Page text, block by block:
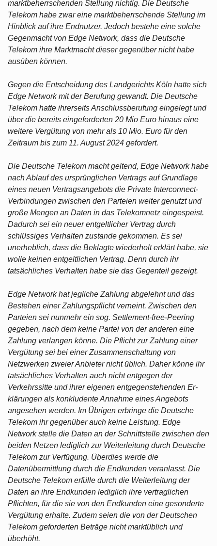
marktbeherrschenden Stellung nichtig. Die Deutsche
Telekom habe zwar eine marktbeherrschende Stellung im
Hinblick auf ihre Endnutzer. Jedoch bestehe eine solche
Gegenmacht von Edge Network, dass die Deutsche
Telekom ihre Marktmacht dieser gegenüber nicht habe
ausüben können.
Gegen die Entscheidung des Landgerichts Köln hatte sich
Edge Network mit der Berufung gewandt. Die Deutsche
Telekom hatte ihrerseits Anschlussberufung eingelegt und
über die bereits eingeforderten 20 Mio Euro hinaus eine
weitere Vergütung von mehr als 10 Mio. Euro für den
Zeitraum bis zum 11. August 2024 gefordert.
Die Deutsche Telekom macht geltend, Edge Network habe
nach Ablauf des ursprünglichen Vertrags auf Grundlage
eines neuen Vertragsangebots die Private Interconnect-
Verbindungen zwischen den Parteien weiter genutzt und
große Mengen an Daten in das Telekomnetz eingespeist.
Dadurch sei ein neuer entgeltlicher Vertrag durch
schlüssiges Verhalten zustande gekommen. Es sei
unerheblich, dass die Beklagte wiederholt erklärt habe, sie
wolle keinen entgeltlichen Vertrag. Denn durch ihr
tatsächliches Verhalten habe sie das Gegenteil gezeigt.
Edge Network hat jegliche Zahlung abgelehnt und das
Bestehen einer Zahlungspflicht verneint. Zwischen den
Parteien sei nunmehr ein sog. Settlement-free-Peering
gegeben, nach dem keine Partei von der anderen eine
Zahlung verlangen könne. Die Pflicht zur Zahlung einer
Vergütung sei bei einer Zusammenschaltung von
Netzwerken zweier Anbieter nicht üblich. Daher könne ihr
tatsächliches Verhalten auch nicht entgegen der
Verkehrssitte und ihrer eigenen entgegenstehenden Er-
klärungen als konkludente Annahme eines Angebots
angesehen werden. Im Übrigen erbringe die Deutsche
Telekom ihr gegenüber auch keine Leistung. Edge
Network stelle die Daten an der Schnittstelle zwischen den
beiden Netzen lediglich zur Weiterleitung durch Deutsche
Telekom zur Verfügung. Überdies werde die
Datenübermittlung durch die Endkunden veranlasst. Die
Deutsche Telekom erfülle durch die Weiterleitung der
Daten an ihre Endkunden lediglich ihre vertraglichen
Pflichten, für die sie von den Endkunden eine gesonderte
Vergütung erhalte. Zudem seien die von der Deutschen
Telekom geforderten Beträge nicht marktüblich und
überhöht.